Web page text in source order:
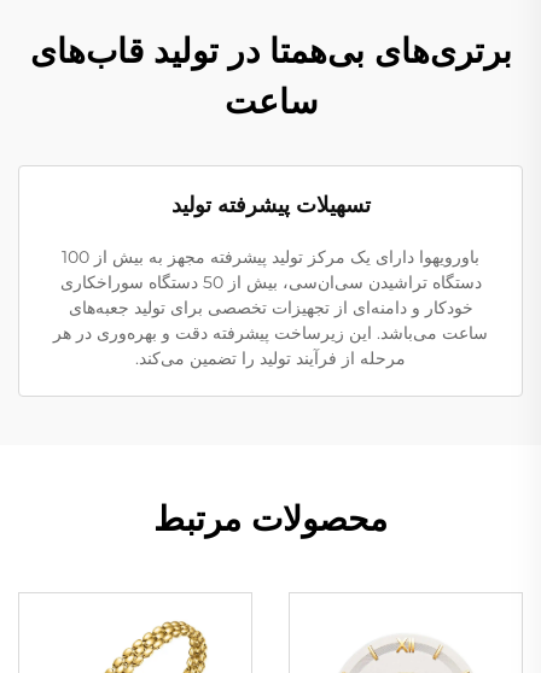
برتری‌های بی‌همتا در تولید قاب‌های
ساعت
تسهیلات پیشرفته تولید
باورویهوا دارای یک مرکز تولید پیشرفته مجهز به بیش از 100
دستگاه تراشیدن سی‌ان‌سی، بیش از 50 دستگاه سوراخکاری
خودکار و دامنه‌ای از تجهیزات تخصصی برای تولید جعبه‌های
ساعت می‌باشد. این زیرساخت پیشرفته دقت و بهره‌وری در هر
مرحله از فرآیند تولید را تضمین می‌کند.
محصولات مرتبط